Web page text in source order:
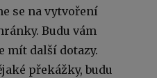
se na vytvoření
Budu vám
mít další dotazy.
překážky, budu